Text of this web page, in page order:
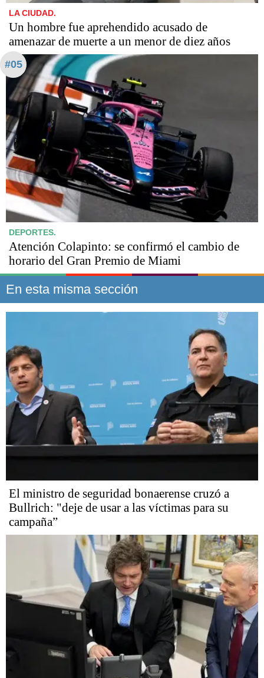
LA CIUDAD.
Un hombre fue aprehendido acusado de
amenazar de muerte a un menor de diez años
#05
DEPORTES.
Atención Colapinto: se confirmó el cambio de
horario del Gran Premio de Miami
En esta misma sección
El ministro de seguridad bonaerense cruzó a
Bullrich: "deje de usar a las víctimas para su
campaña”